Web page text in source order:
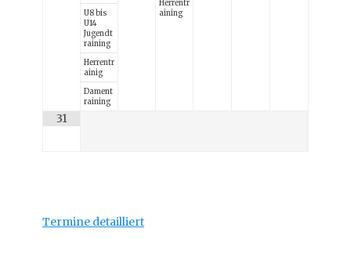
U8 bis
U14
Jugendt
raining
Herrentr
ainig
Dament
raining
Herrentr
aining
31
Termine detailliert